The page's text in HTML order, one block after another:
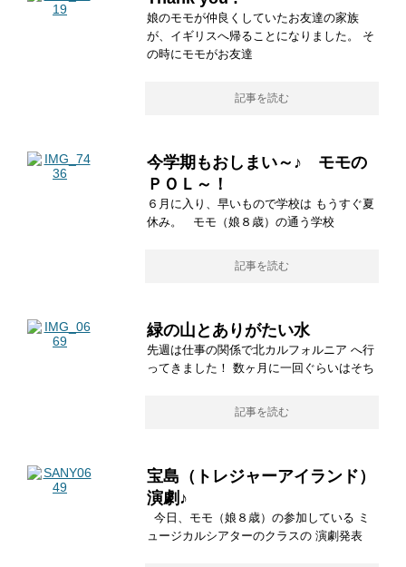
娘のモモが仲良くしていたお友達の家族
が、イギリスへ帰ることになりました。 そ
の時にモモがお友達
記事を読む
今学期もおしまい～♪ モモの
ＰＯＬ～！
６月に入り、早いもので学校は もうすぐ夏
休み。 モモ（娘８歳）の通う学校
記事を読む
緑の山とありがたい水
先週は仕事の関係で北カルフォルニア へ行
ってきました！ 数ヶ月に一回ぐらいはそち
記事を読む
宝島（トレジャーアイランド）
演劇♪
今日、モモ（娘８歳）の参加している ミ
ュージカルシアターのクラスの 演劇発表